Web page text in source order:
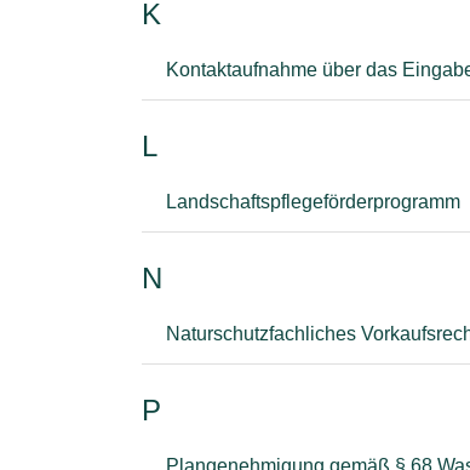
K
Kontaktaufnahme über das
L
Landschaftspflegeförderprogramm
N
Naturschutzfachliches
P
Plangenehmigung gemäß § 68